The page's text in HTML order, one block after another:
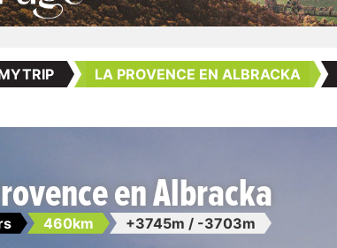
LA PROVENCE EN ALBRACKA
en Albracka
460km +3745m / -3703m